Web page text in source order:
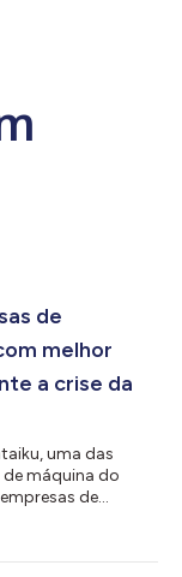
de
melhor
a crise da
uma das
máquina do
de
de investimento